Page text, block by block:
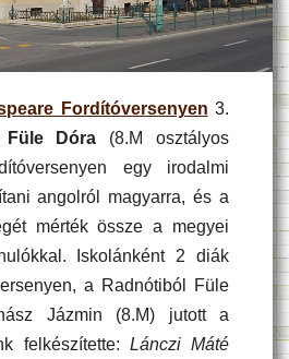
Fordítóversenyen 3.
Füle Dóra (8.M osztályos
egy irodalmi
angolról magyarra, és a
mérték össze a megyei
Iskolánként 2 diák
a Radnótiból Füle
Jázmin (8.M) jutott a
felkészítette: Lánczi Máté